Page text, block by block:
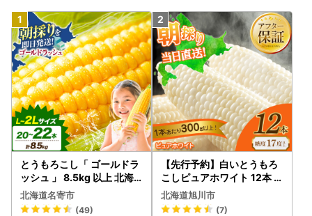
とうもろこし「 ゴールドラ
ッシュ 」 8.5kg 以上 北海
道 名寄 スイートコーン
北海道名寄市
(49)
【先行予約】白いとうもろ
こしピュアホワイト 12本 3.
6kg（2026年8月下旬から
発送開始） とうもろこし
北海道旭川市
(7)